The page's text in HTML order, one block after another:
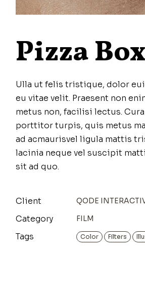
Pizza
Ulla ut felis tristique, dolor
eu vitae velit. Praesent non
metus non, facilisi lectus.
porttitor turpis, quis metus
ad acmaurisvel ligula mattis
lacinia neque vel suscipit
sit ad quo.
Client QODE
Category FILM
Tags Color Filters